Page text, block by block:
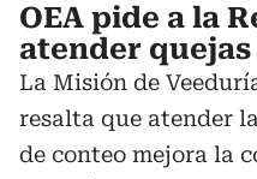
OEA pide a la
atender
La Misión de
resalta que atender
de conteo mejora la